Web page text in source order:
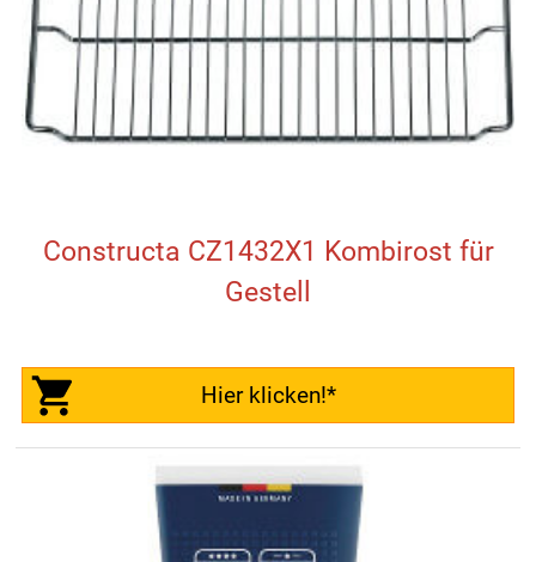
Constructa CZ1432X1 Kombirost für
Gestell
Hier klicken!*